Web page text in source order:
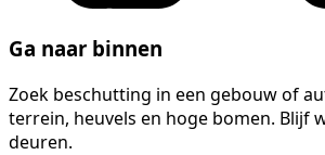
Ga naar binnen
Zoek beschutting in een gebouw of
terrein, heuvels en hoge bomen. Blijf
deuren.